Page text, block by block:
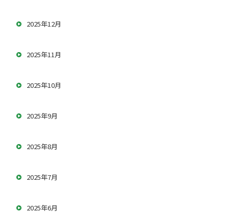
2025年12月
2025年11月
2025年10月
2025年9月
2025年8月
2025年7月
2025年6月